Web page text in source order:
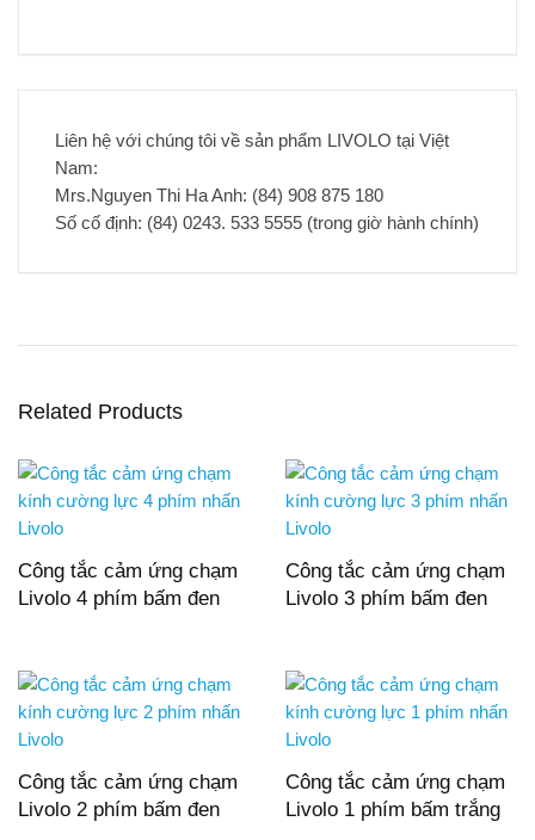
Liên hệ với chúng tôi về sản phẩm LIVOLO tại Việt
Nam:
Mrs.Nguyen Thi Ha Anh: (84) 908 875 180
Số cố định: (84) 0243. 533 5555 (trong giờ hành chính)
Related Products
Công tắc cảm ứng chạm
Livolo 4 phím bấm đen
Công tắc cảm ứng chạm
Livolo 3 phím bấm đen
Công tắc cảm ứng chạm
Livolo 2 phím bấm đen
Công tắc cảm ứng chạm
Livolo 1 phím bấm trắng